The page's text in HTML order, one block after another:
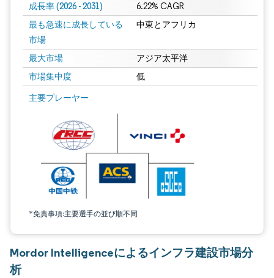
成長率 (2026 - 2031) 6.22% CAGR
最も急速に成長している
市場
中東とアフリカ
最大市場 アジア太平洋
市場集中度 低
主要プレーヤー
*免責事項:主要選手の並び順不同
画像 © Mordor Intelligence。再利用にはCC BY 4.0の表示が必要です。
Mordor Intelligenceによるインフラ建設市場分
析